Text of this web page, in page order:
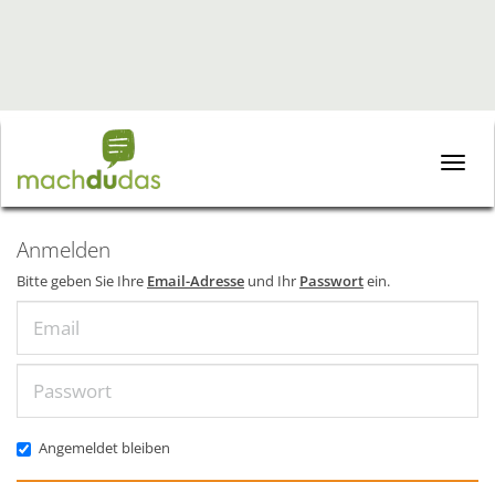
Toggle
Anmelden
Bitte geben Sie Ihre Email-Adresse und Ihr Passwortein.
Angemeldet bleiben